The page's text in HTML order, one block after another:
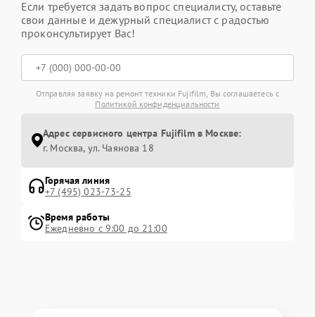
Если требуется задать вопрос специалисту, оставьте
свои данные и дежурный специалист с радостью
проконсультирует Вас!
Отправляя заявку на ремонт техники Fujifilm, Вы соглашаетесь с
Политикой конфиденциальности
Адрес сервисного центра Fujifilm в Москве:
г. Москва, ул. Чаянова 18
Горячая линия
+7 (495) 023-73-25
Время работы
Ежедневно с 9:00 до 21:00